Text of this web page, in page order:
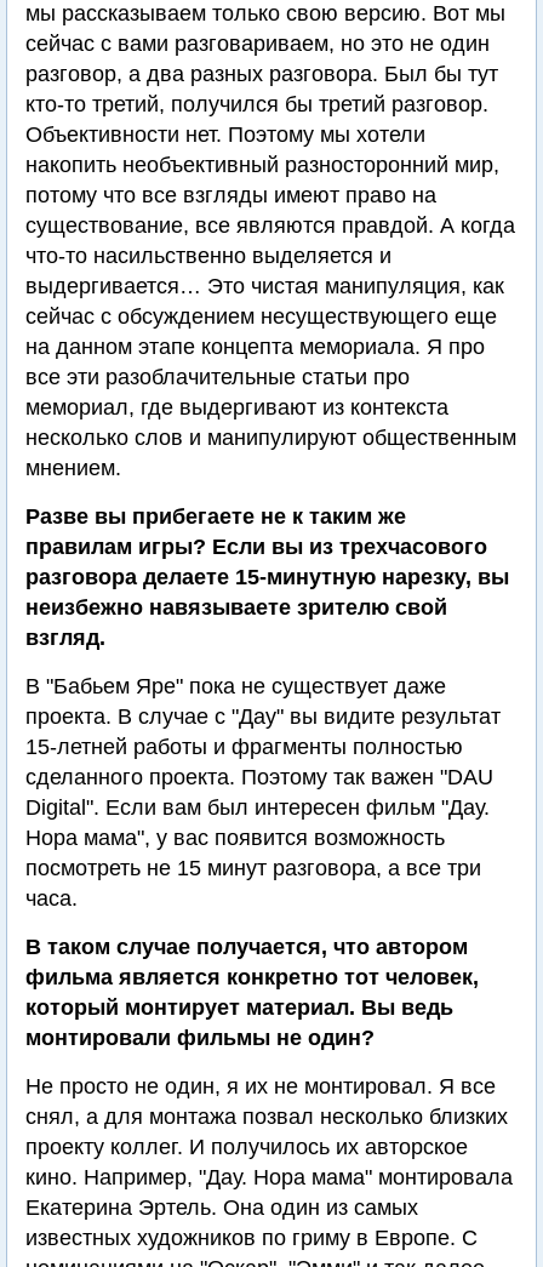
мы рассказываем только свою версию. Вот мы
сейчас с вами разговариваем, но это не один
разговор, а два разных разговора. Был бы тут
кто-то третий, получился бы третий разговор.
Объективности нет. Поэтому мы хотели
накопить необъективный разносторонний мир,
потому что все взгляды имеют право на
существование, все являются правдой. А когда
что-то насильственно выделяется и
выдергивается… Это чистая манипуляция, как
сейчас с обсуждением несуществующего еще
на данном этапе концепта мемориала. Я про
все эти разоблачительные статьи про
мемориал, где выдергивают из контекста
несколько слов и манипулируют общественным
мнением.
Разве вы прибегаете не к таким же
правилам игры? Если вы из трехчасового
разговора делаете 15-минутную нарезку, вы
неизбежно навязываете зрителю свой
взгляд.
В "Бабьем Яре" пока не существует даже
проекта. В случае с "Дау" вы видите результат
15-летней работы и фрагменты полностью
сделанного проекта. Поэтому так важен "DAU
Digital". Если вам был интересен фильм "Дау.
Нора мама", у вас появится возможность
посмотреть не 15 минут разговора, а все три
часа.
В таком случае получается, что автором
фильма является конкретно тот человек,
который монтирует материал. Вы ведь
монтировали фильмы не один?
Не просто не один, я их не монтировал. Я все
снял, а для монтажа позвал несколько близких
проекту коллег. И получилось их авторское
кино. Например, "Дау. Нора мама" монтировала
Екатерина Эртель. Она один из самых
известных художников по гриму в Европе. С